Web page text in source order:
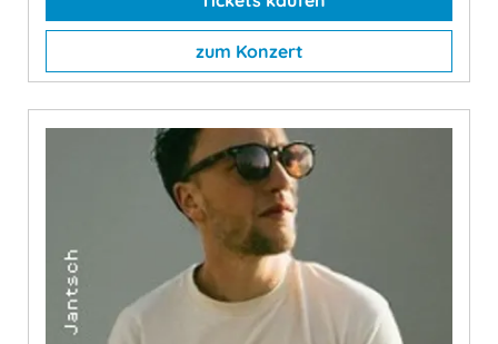
zum Konzert